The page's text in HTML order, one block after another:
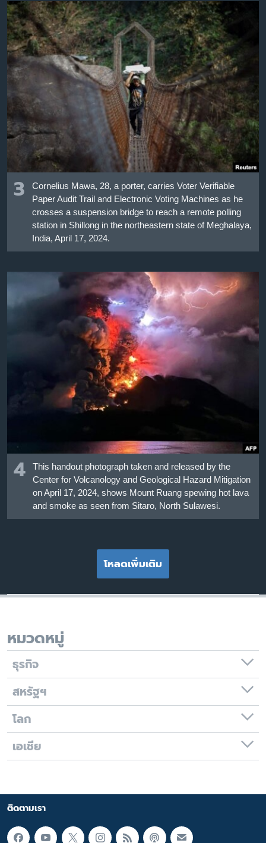
3
Cornelius Mawa, 28, a porter, carries Voter Verifiable
Paper Audit Trail and Electronic Voting Machines as he
crosses a suspension bridge to reach a remote polling
station in Shillong in the northeastern state of Meghalaya,
India, April 17, 2024.
4
This handout photograph taken and released by the
Center for Volcanology and Geological Hazard Mitigation
on April 17, 2024, shows Mount Ruang spewing hot lava
and smoke as seen from Sitaro, North Sulawesi.
โหลดเพิ่มเติม
หมวดหมู่
ธุรกิจ
สหรัฐฯ
โลก
เอเชีย
ติดตามเรา